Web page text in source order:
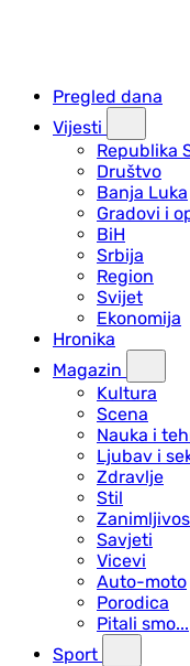
Pregled dana
Vijesti
Republika
Društvo
Banja Luka
Gradovi i
BiH
Srbija
Region
Svijet
Ekonomija
Hronika
Magazin
Kultura
Scena
Nauka i
Ljubav i
Zdravlje
Stil
Savjeti
Vicevi
Auto-moto
Porodica
Pitali smo...
Sport